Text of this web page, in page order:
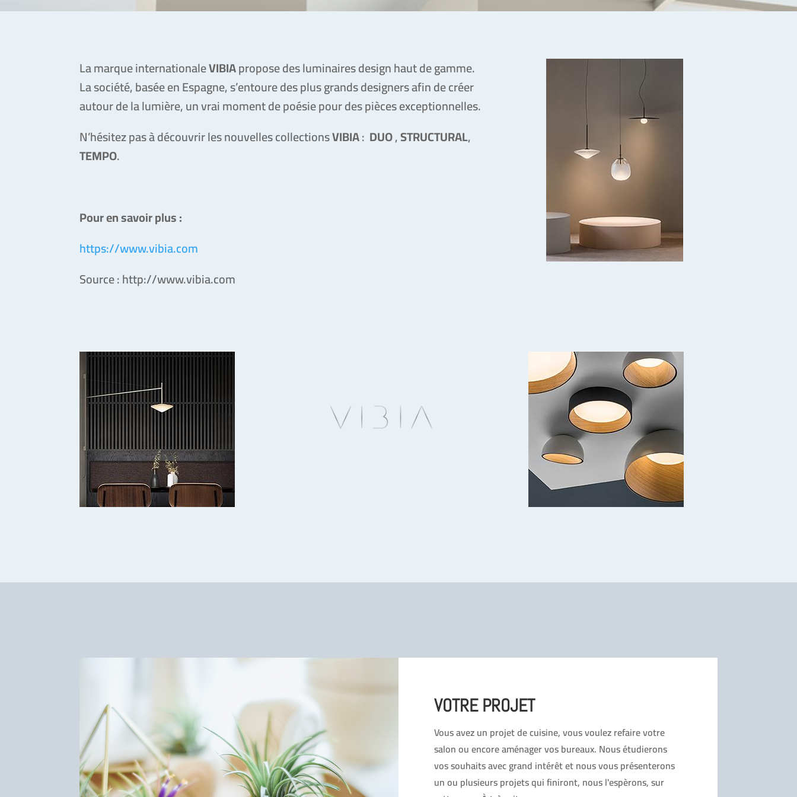
La marque internationaleVIBIApropose des luminaires design haut de gamme.
La société, basée en Espagne, s’entoure des plus grands designers afin de créer
autour de la lumière, un vrai moment de poésie pour des pièces exceptionnelles.
N’hésitez pas à découvrir les nouvelles collectionsVIBIA: DUO,STRUCTURAL,
TEMPO.
Pour en savoir plus :
https://www.vibia.com
Source : http://www.vibia.com
VOTRE PROJET
Vous avez un projet de cuisine, vous voulez refaire votre
salon ou encore aménager vos bureaux. Nous étudierons
vos souhaits avec grand intérêt et nous vous présenterons
un ou plusieurs projets qui finiront, nous l'espèrons, sur